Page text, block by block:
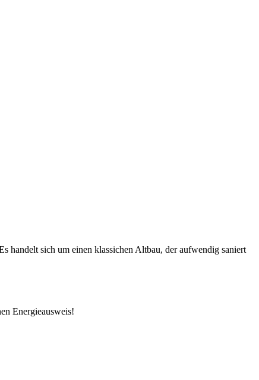
handelt sich um einen klassichen Altbau, der aufwendig saniert
Energieausweis!